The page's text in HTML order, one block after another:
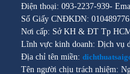
Điện thoại: 093-2237-939-
Số Giấy CNĐKDN:
Nơi cấp: Sở KH & ĐT Tp
Lĩnh vực kinh doanh: Dịch vụ
Địa chỉ tên miền:
Tên người chịu trách nhiệm: